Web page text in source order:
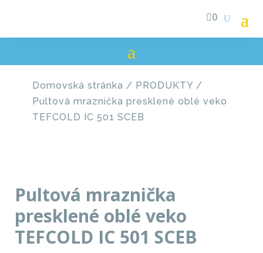
0
Domovská stránka / PRODUKTY /
Pultová mraznička presklené oblé veko
TEFCOLD IC 501 SCEB
Pultová mraznička
presklené oblé veko
TEFCOLD IC 501 SCEB